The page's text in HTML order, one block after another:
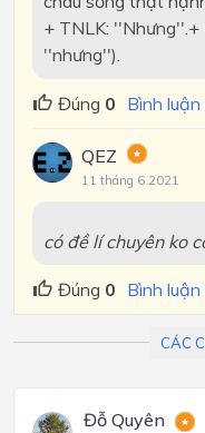
+ TNLK: ''Nhưng''.+
''nhưng'').
Đúng 0 Bình luận
QEZ
11 tháng 6 2021
có đề lí chuyên ko
Đúng 0 Bình luận
CÁC
Đỗ Quyên